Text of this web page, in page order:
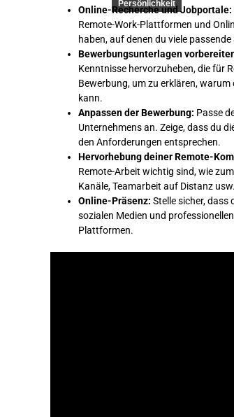
Persönlichkeit
Online-Recherche und Jobportale:
Remote-Work-Plattformen und
haben, auf denen du viele
Bewerbungsunterlagen
Kenntnisse hervorzuheben, die für
Bewerbung, um zu erklären,
kann.
Anpassen der Bewerbung: Passe
Unternehmens an. Zeige, dass du
den Anforderungen entsprechen.
Hervorhebung deiner Remote-
Remote-Arbeit wichtig sind, wie
Kanäle, Teamarbeit auf Distanz usw.
Online-Präsenz: Stelle sicher, dass
sozialen Medien und
Plattformen.